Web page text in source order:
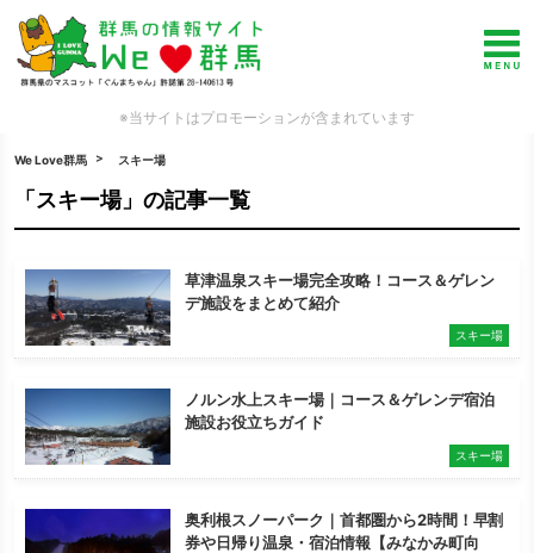
※当サイトはプロモーションが含まれています
We Love群馬 スキー場
「スキー場」の記事一覧
草津温泉スキー場完全攻略！コース＆ゲレン
デ施設をまとめて紹介
スキー場
ノルン水上スキー場｜コース＆ゲレンデ宿泊
施設お役立ちガイド
スキー場
奥利根スノーパーク｜首都圏から2時間！早割
券や日帰り温泉・宿泊情報【みなかみ町向